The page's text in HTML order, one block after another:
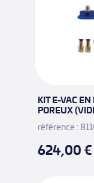
KIT E-VAC
POREUX
référence :
624,00 €